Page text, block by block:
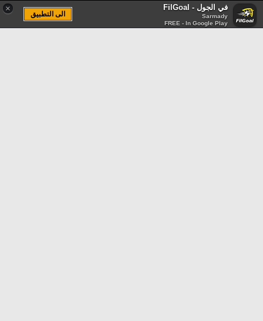
× في الجول - FilGoal
Sarmady
FREE - In Google Play
الى التطبيق